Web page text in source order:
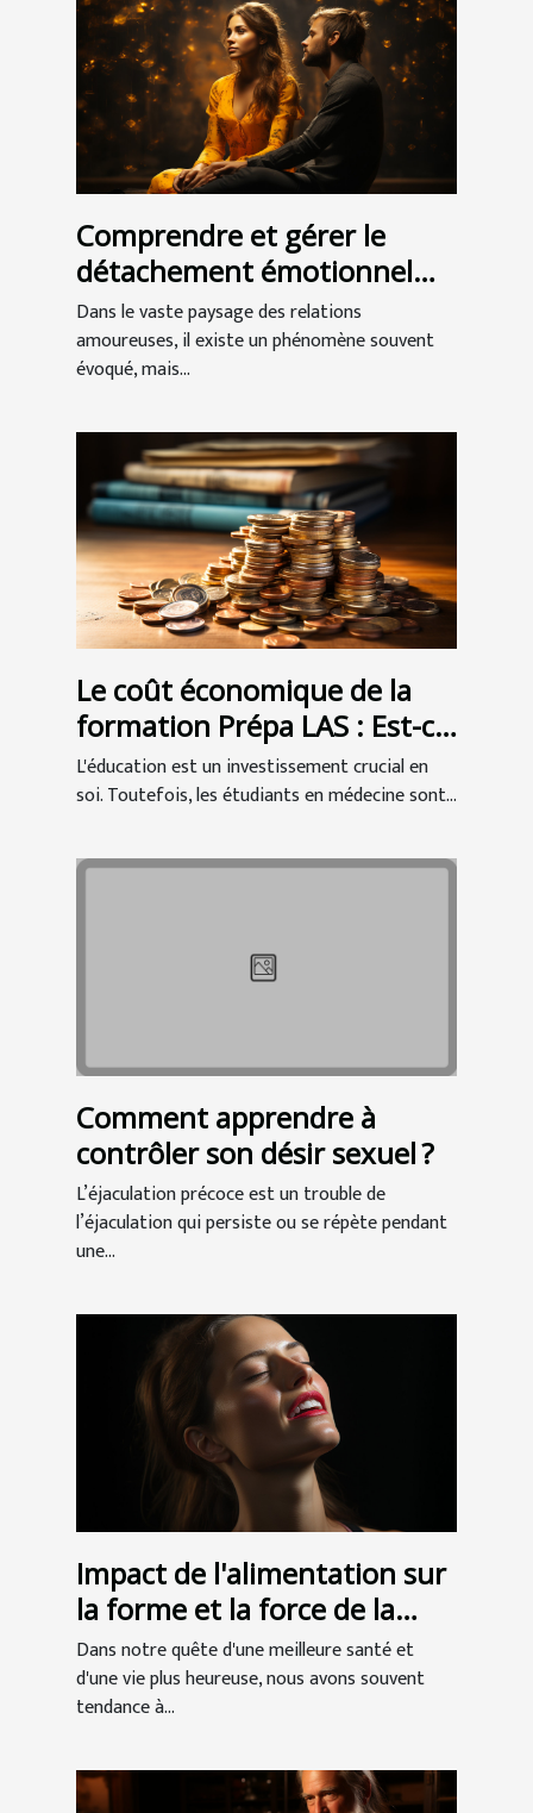
Comprendre et gérer le
détachement émotionnel
dans les relations
amoureuses
Dans le vaste paysage des relations
amoureuses, il existe un phénomène souvent
évoqué, mais...
Le coût économique de la
formation Prépa LAS : Est-ce
un bon investissement pour
les étudiants en médecine ?
L'éducation est un investissement crucial en
soi. Toutefois, les étudiants en médecine sont...
Comment apprendre à
contrôler son désir sexuel ?
L’éjaculation précoce est un trouble de
l’éjaculation qui persiste ou se répète pendant
une...
Impact de l'alimentation sur
la forme et la force de la
mâchoire
Dans notre quête d'une meilleure santé et
d'une vie plus heureuse, nous avons souvent
tendance à...